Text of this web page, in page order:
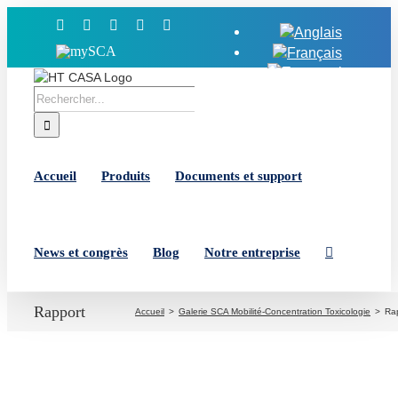
Facebook YouTubeLinkedIn
MySCA
Rechercher:
Accueil Produits Documents et support
News et congrès Blog Notre entreprise
Rapport Accueil Galerie SCA Mobilité-Concentration Toxicologie